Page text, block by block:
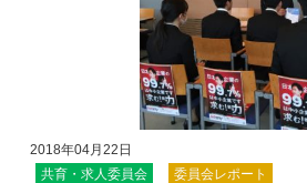
2018年04月22日
共育・求人委員会
委員会レポート